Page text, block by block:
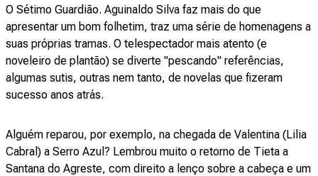
O Sétimo Guardião. Aguinaldo Silva faz mais do que
apresentar um bom folhetim, traz uma série de homenagens a
suas próprias tramas. O telespectador mais atento (e
noveleiro de plantão) se diverte "pescando" referências,
algumas sutis, outras nem tanto, de novelas que fizeram
sucesso anos atrás.
Alguém reparou, por exemplo, na chegada de Valentina (Lilia
Cabral) a Serro Azul? Lembrou muito o retorno de Tieta a
Santana do Agreste, com direito a lenço sobre a cabeça e um